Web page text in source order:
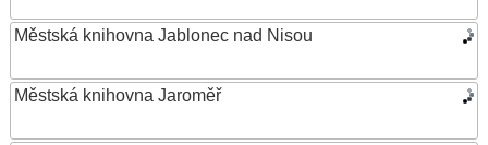
Městská knihovna Jablonec nad Nisou
Městská knihovna Jaroměř